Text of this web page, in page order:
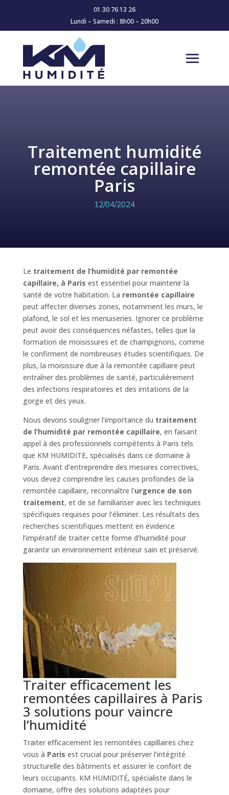
01 30 76 13 26
Lundi – Samedi : 8h00 – 20h00
Traitement humidité
remontée capillaire
Paris
12/04/2024
Le traitement de l’humidité par remontée
capillaire, à Paris est essentiel pour maintenir la
santé de votre habitation. La remontée capillaire
peut affecter diverses zones, notamment les murs, le
plafond, le sol et les menuiseries. Ignorer ce problème
peut avoir des conséquences néfastes, telles que la
formation de moisissures et de champignons, comme
le confirment de nombreuses études scientifiques. De
plus, la moisissure due à la remontée capillaire peut
entraîner des problèmes de santé, particulièrement
des infections respiratoires et des irritations de la
gorge et des yeux.
Nous devons souligner l’importance du traitement
de l’humidité par remontée capillaire, en faisant
appel à des professionnels compétents à Paris tels
que KM HUMIDITE, spécialisés dans ce domaine à
Paris. Avant d’entreprendre des mesures correctives,
vous devez comprendre les causes profondes de la
remontée capillaire, reconnaître l’urgence de son
traitement, et de se familiariser avec les techniques
spécifiques requises pour l’éliminer. Les résultats des
recherches scientifiques mettent en évidence
l’impératif de traiter cette forme d’humidité pour
garantir un environnement intérieur sain et préservé.
Traiter efficacement les
remontées capillaires à Paris
3 solutions pour vaincre
l’humidité
Traiter efficacement les remontées capillaires chez
vous à Paris est crucial pour préserver l’intégrité
structurelle des bâtiments et assurer le confort de
leurs occupants. KM HUMIDITÉ, spécialiste dans le
domaine, offre des solutions adaptées pour